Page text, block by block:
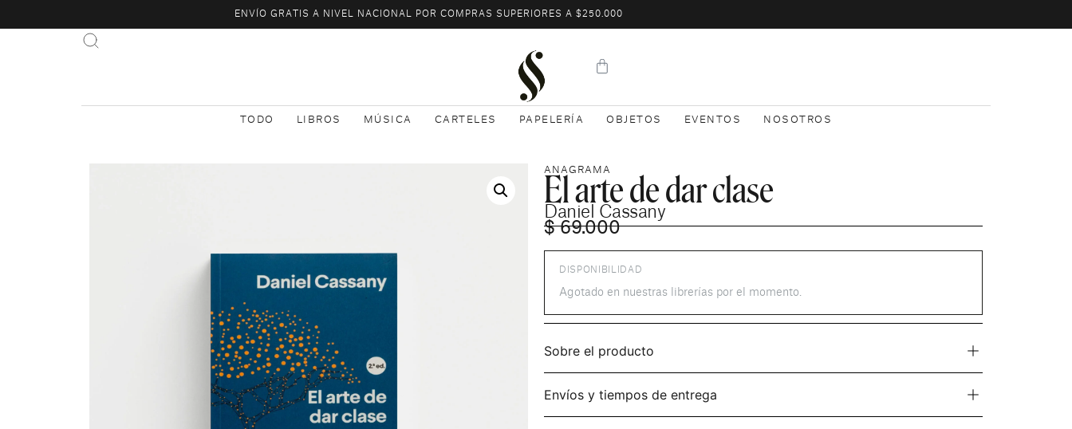
ENVÍO GRATIS A NIVEL NACIONAL POR COMPRAS SUPERIORES A $250.000
TODO LIBROS MÚSICA CARTELES PAPELERÍA OBJETOS EVENTOS NOSOTROS
ANAGRAMA
El arte de dar clase
Daniel Cassany
$69.000
DISPONIBILIDAD
Agotado en nuestras librerías por el momento.
Sobre el producto
Envíos y tiempos de entrega